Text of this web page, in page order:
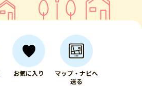
お気に入り
マップ・ナビへ
送る